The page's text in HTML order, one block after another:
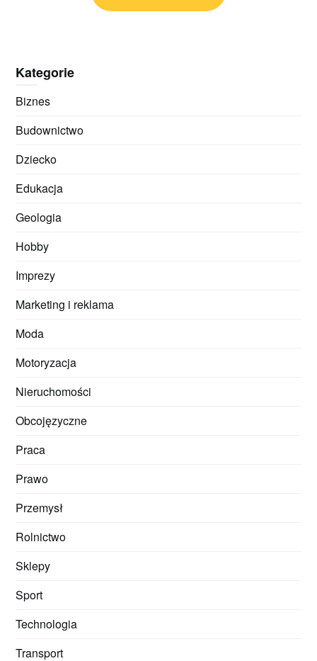
Kategorie
Biznes
Budownictwo
Dziecko
Edukacja
Geologia
Hobby
Imprezy
Marketing i reklama
Moda
Motoryzacja
Nieruchomości
Obcojęzyczne
Praca
Prawo
Przemysł
Rolnictwo
Sklepy
Sport
Technologia
Transport